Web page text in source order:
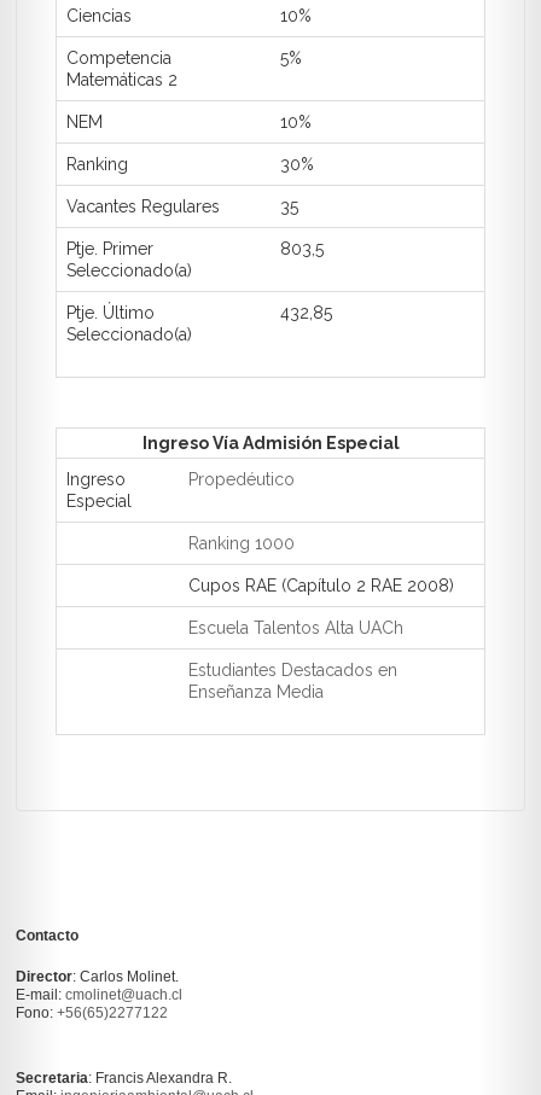
Ciencias 10%
Competencia
Matemáticas 2
5%
NEM 10%
Ranking 30%
Vacantes Regulares 35
Ptje. Primer
Seleccionado(a)
803,5
Ptje. Último
Seleccionado(a)
432,85
Ingreso Vía Admisión Especial
Ingreso
Especial
Propedéutico
Ranking 1000
Cupos RAE (Capítulo 2 RAE 2008)
Escuela Talentos Alta UACh
Estudiantes Destacados en
Enseñanza Media
Contacto
Director: Carlos Molinet.
E-mail: cmolinet@uach.cl
Fono: +56(65)2277122
Secretaria: Francis Alexandra R.